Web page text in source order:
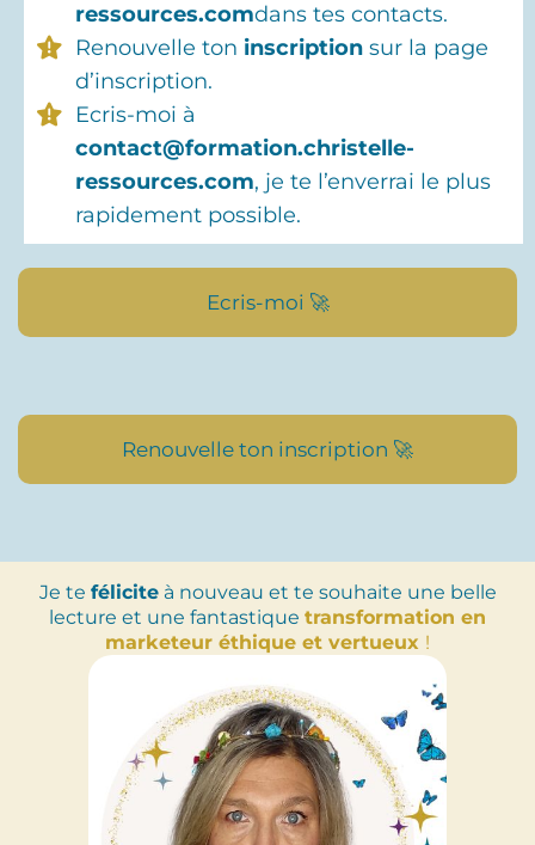
ressources.comdans tes contacts.
Renouvelle ton inscription sur la page
d’inscription.
Ecris-moi à
contact@formation.christelle-
ressources.com, je te l’enverrai le plus
rapidement possible.
Ecris-moi 🚀
Renouvelle ton inscription 🚀
Je te féliciteà nouveau et te souhaite une belle
lecture et une fantastique transformation en
marketeur éthique et vertueux !